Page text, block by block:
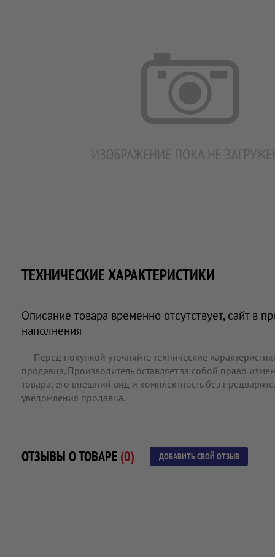
ТЕХНИЧЕСКИЕ ХАРАКТЕРИСТИКИ
Описание товара временно отсутствует, сайт в
наполнения
Перед покупкой уточняйте технические
продавца. Производитель оставляет за собой право
товара, его внешний вид и комплектность без
уведомления продавца.
ОТЗЫВЫ О ТОВАРЕ (0) ДОБАВИТЬ СВОЙ ОТЗЫВ